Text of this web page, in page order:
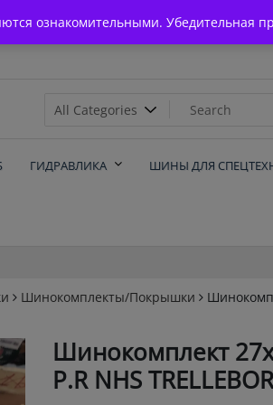
ознакомительными. Убедительная
ГИДРАВЛИКА ШИНЫ ДЛЯ
Шинокомплекты/Покрышки
Шинокомплект
P.R NHS